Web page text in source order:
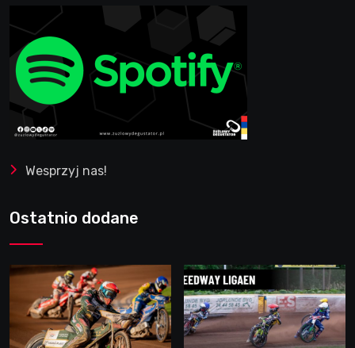
Wesprzyj nas!
Ostatnio dodane